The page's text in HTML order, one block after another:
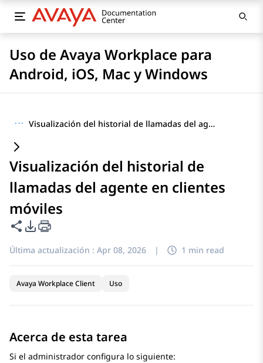
Uso de Avaya Workplace para
Android, iOS, Mac y Windows
··· Visualización del historial de llamadas del agente en clientes móviles
Visualización del historial de
llamadas del agente en clientes
móviles
Compartir esta página
Opciones de exportación de PDF
Última actualización : Apr 08, 2026 | 1 min read
Avaya Workplace Client Uso
Acerca de esta tarea
Si el administrador configura lo siguiente: